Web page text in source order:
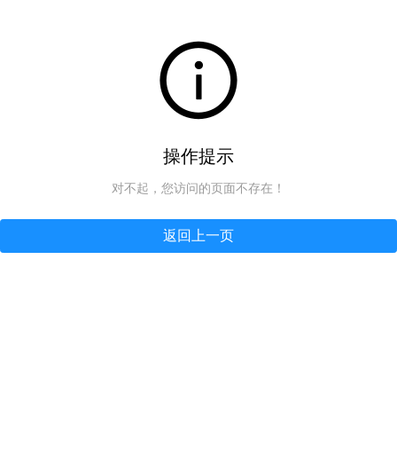
操作提示
对不起，您访问的页面不存在！
返回上一页